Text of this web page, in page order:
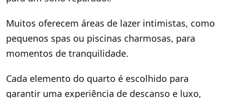
Muitos oferecem áreas de lazer intimistas, como
pequenos spas ou piscinas charmosas, para
momentos de tranquilidade.
Cada elemento do quarto é escolhido para
garantir uma experiência de descanso e luxo,